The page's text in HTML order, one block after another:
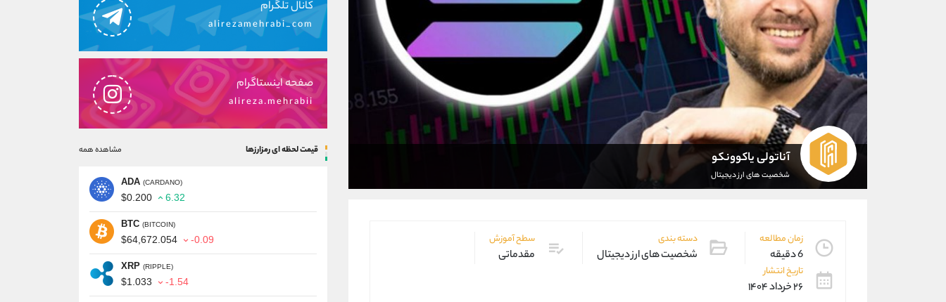
آناتولی یاکوونکو
شخصیت های ارز دیجیتال
زمان مطالعه
6 دقیقه
دسته بندی
شخصیت های ارز دیجیتال
سطح آموزش
مقدماتی
تاریخ انتشار
۲۶ خرداد ۱۴۰۴
کانال تلگرام
alirezamehrabi_com
صفحه اینستاگرام
alireza.mehrabii
قیمت لحظه ای رمزارزها مشاهده همه
ADA (CARDANO)
$0.200 6.32
BTC (BITCOIN)
$64,672.054 -0.09
XRP (RIPPLE)
$1.033 -1.54